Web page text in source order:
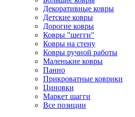
Декоративные ковры
Детские ковры
Дорогие ковры
Ковры "шегги"
Ковры на стену
Ковры ручной работы
Маленькие ковры
Панно
Прикроватные коврики
Циновки
Маркет шагги
Все позиции